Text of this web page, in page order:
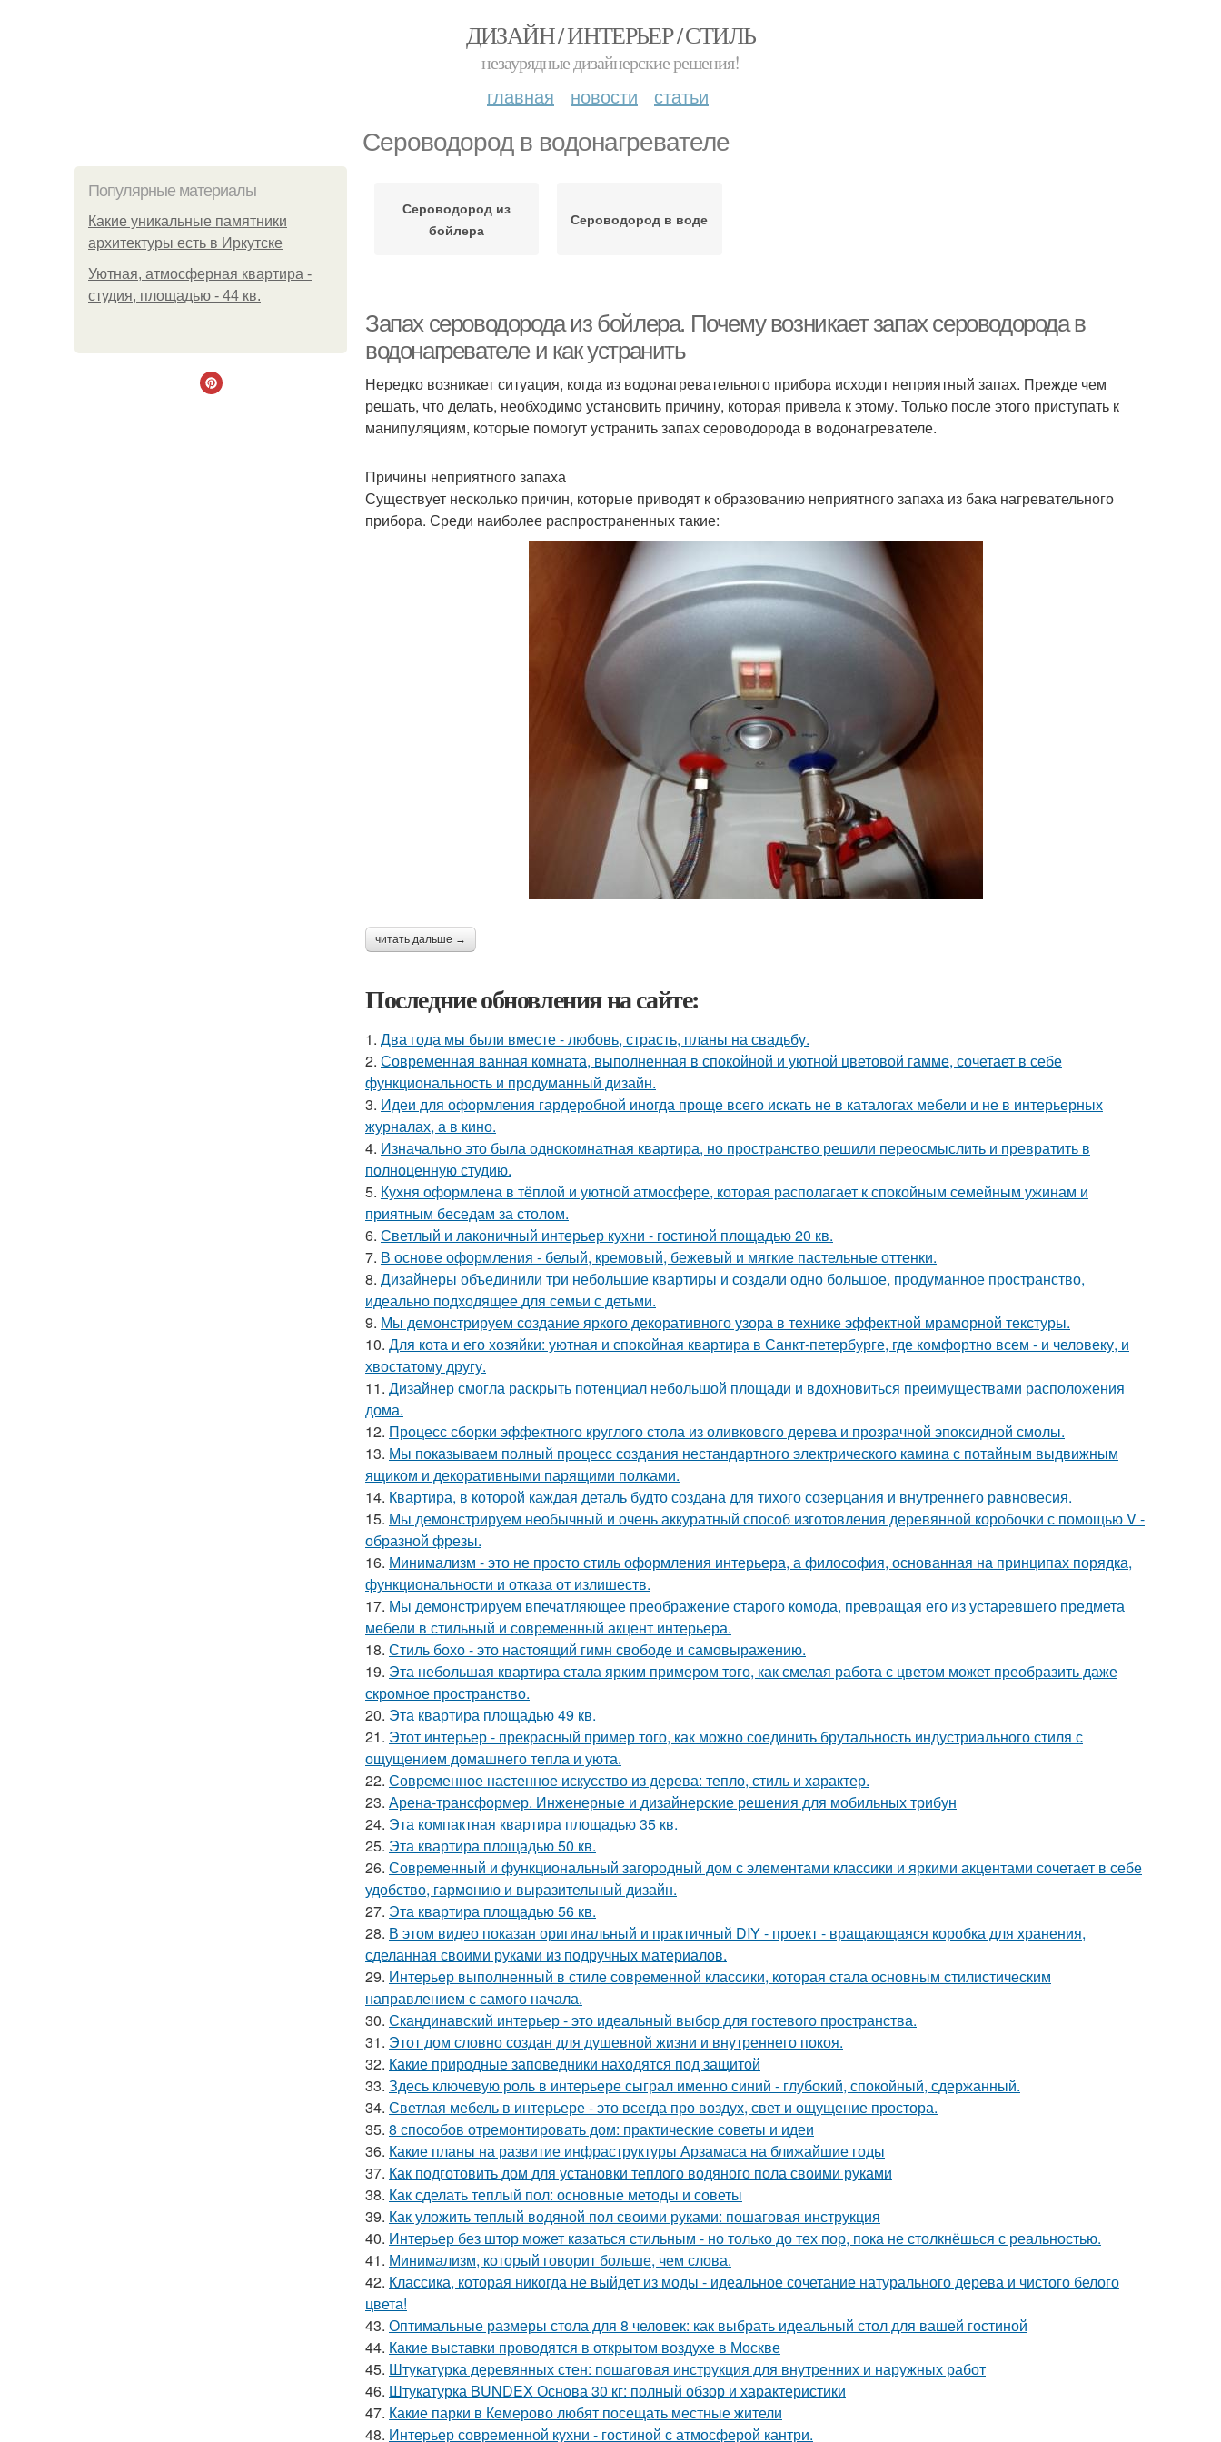
ДИЗАЙН / ИНТЕРЬЕР / СТИЛЬ
незаурядные дизайнерские решения!
главная новости статьи
Сероводород в водонагревателе
Популярные материалы
Какие уникальные памятники
архитектуры есть в Иркутске
Уютная, атмосферная квартира -
студия, площадью - 44 кв.
Сероводород из
бойлера
Сероводород в воде
Запах сероводорода из бойлера. Почему возникает запах сероводорода в
водонагревателе и как устранить
Нередко возникает ситуация, когда из водонагревательного прибора исходит неприятный запах. Прежде чем
решать, что делать, необходимо установить причину, которая привела к этому. Только после этого приступать к
манипуляциям, которые помогут устранить запах сероводорода в водонагревателе.
Причины неприятного запаха
Существует несколько причин, которые приводят к образованию неприятного запаха из бака нагревательного
прибора. Среди наиболее распространенных такие:
читать дальше →
Последние обновления на сайте:
1. Два года мы были вместе - любовь, страсть, планы на свадьбу.
2. Современная ванная комната, выполненная в спокойной и уютной цветовой гамме, сочетает в себе
функциональность и продуманный дизайн.
3. Идеи для оформления гардеробной иногда проще всего искать не в каталогах мебели и не в интерьерных
журналах, а в кино.
4. Изначально это была однокомнатная квартира, но пространство решили переосмыслить и превратить в
полноценную студию.
5. Кухня оформлена в тёплой и уютной атмосфере, которая располагает к спокойным семейным ужинам и
приятным беседам за столом.
6. Светлый и лаконичный интерьер кухни - гостиной площадью 20 кв.
7. В основе оформления - белый, кремовый, бежевый и мягкие пастельные оттенки.
8. Дизайнеры объединили три небольшие квартиры и создали одно большое, продуманное пространство,
идеально подходящее для семьи с детьми.
9. Мы демонстрируем создание яркого декоративного узора в технике эффектной мраморной текстуры.
10. Для кота и его хозяйки: уютная и спокойная квартира в Санкт-петербурге, где комфортно всем - и человеку, и
хвостатому другу.
11. Дизайнер смогла раскрыть потенциал небольшой площади и вдохновиться преимуществами расположения
дома.
12. Процесс сборки эффектного круглого стола из оливкового дерева и прозрачной эпоксидной смолы.
13. Мы показываем полный процесс создания нестандартного электрического камина с потайным выдвижным
ящиком и декоративными парящими полками.
14. Квартира, в которой каждая деталь будто создана для тихого созерцания и внутреннего равновесия.
15. Мы демонстрируем необычный и очень аккуратный способ изготовления деревянной коробочки с помощью V -
образной фрезы.
16. Минимализм - это не просто стиль оформления интерьера, а философия, основанная на принципах порядка,
функциональности и отказа от излишеств.
17. Мы демонстрируем впечатляющее преображение старого комода, превращая его из устаревшего предмета
мебели в стильный и современный акцент интерьера.
18. Стиль бохо - это настоящий гимн свободе и самовыражению.
19. Эта небольшая квартира стала ярким примером того, как смелая работа с цветом может преобразить даже
скромное пространство.
20. Эта квартира площадью 49 кв.
21. Этот интерьер - прекрасный пример того, как можно соединить брутальность индустриального стиля с
ощущением домашнего тепла и уюта.
22. Современное настенное искусство из дерева: тепло, стиль и характер.
23. Арена-трансформер. Инженерные и дизайнерские решения для мобильных трибун
24. Эта компактная квартира площадью 35 кв.
25. Эта квартира площадью 50 кв.
26. Современный и функциональный загородный дом с элементами классики и яркими акцентами сочетает в себе
удобство, гармонию и выразительный дизайн.
27. Эта квартира площадью 56 кв.
28. В этом видео показан оригинальный и практичный DIY - проект - вращающаяся коробка для хранения,
сделанная своими руками из подручных материалов.
29. Интерьер выполненный в стиле современной классики, которая стала основным стилистическим
направлением с самого начала.
30. Скандинавский интерьер - это идеальный выбор для гостевого пространства.
31. Этот дом словно создан для душевной жизни и внутреннего покоя.
32. Какие природные заповедники находятся под защитой
33. Здесь ключевую роль в интерьере сыграл именно синий - глубокий, спокойный, сдержанный.
34. Светлая мебель в интерьере - это всегда про воздух, свет и ощущение простора.
35. 8 способов отремонтировать дом: практические советы и идеи
36. Какие планы на развитие инфраструктуры Арзамаса на ближайшие годы
37. Как подготовить дом для установки теплого водяного пола своими руками
38. Как сделать теплый пол: основные методы и советы
39. Как уложить теплый водяной пол своими руками: пошаговая инструкция
40. Интерьер без штор может казаться стильным - но только до тех пор, пока не столкнёшься с реальностью.
41. Минимализм, который говорит больше, чем слова.
42. Классика, которая никогда не выйдет из моды - идеальное сочетание натурального дерева и чистого белого
цвета!
43. Оптимальные размеры стола для 8 человек: как выбрать идеальный стол для вашей гостиной
44. Какие выставки проводятся в открытом воздухе в Москве
45. Штукатурка деревянных стен: пошаговая инструкция для внутренних и наружных работ
46. Штукатурка BUNDEX Основа 30 кг: полный обзор и характеристики
47. Какие парки в Кемерово любят посещать местные жители
48. Интерьер современной кухни - гостиной с атмосферой кантри.